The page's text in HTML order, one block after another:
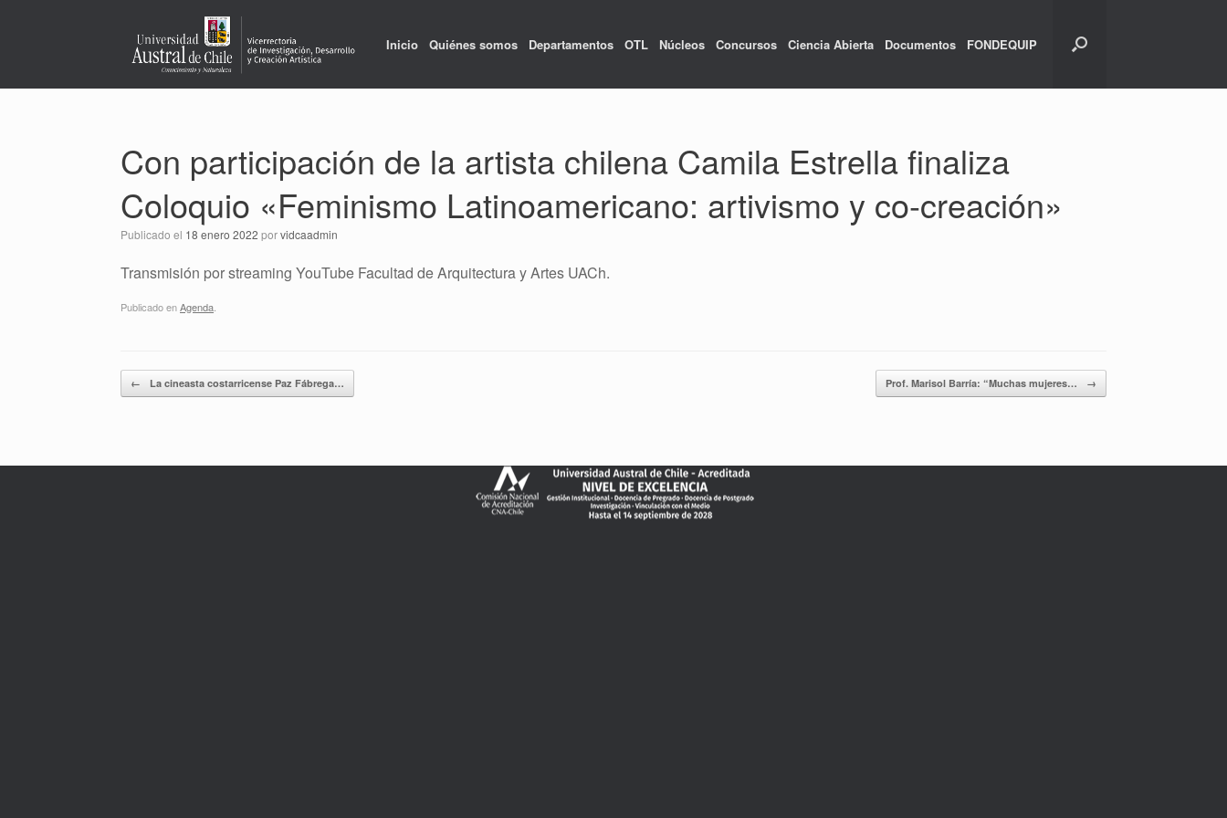
Inicio Quiénes somos Departamentos OTL Núcleos Concursos Ciencia Abierta Documentos FONDEQUIP
Con participación de la artista chilena Camila Estrella finaliza
Coloquio «Feminismo Latinoamericano: artivismo y co-creación»
Publicado el 18 enero 2022 porvidcaadmin
Transmisión por streaming YouTube Facultad de Arquitectura y Artes UACh.
Publicado enAgenda
Navegador de artículos
← La cineasta costarricense Paz Fábrega… Prof. Marisol Barría: “Muchas mujeres… →